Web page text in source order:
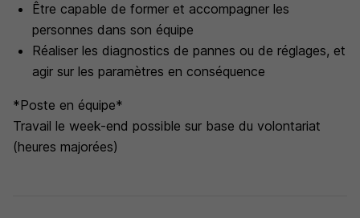
Être capable de former et accompagner les
personnes dans son équipe
Réaliser les diagnostics de pannes ou de réglages, et
agir sur les paramètres en conséquence
*Poste en équipe*
Travail le week-end possible sur base du volontariat
(heures majorées)